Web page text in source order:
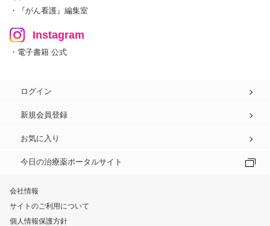
・『がん看護』編集室
Instagram
・電子書籍 公式
ログイン
新規会員登録
お気に入り
今日の治療薬ポータルサイト
会社情報
サイトのご利用について
個人情報保護方針